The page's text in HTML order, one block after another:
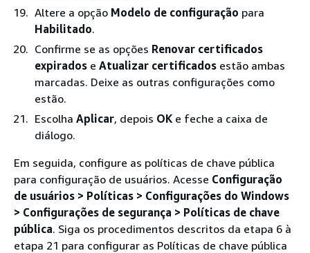
Altere a opção Modelo de configuração para
Habilitado.
Confirme se as opções Renovar certificados
expirados e Atualizar certificados estão ambas
marcadas. Deixe as outras configurações como
estão.
Escolha Aplicar, depois OK e feche a caixa de
diálogo.
Em seguida, configure as políticas de chave pública
para configuração de usuários. Acesse Configuração
de usuários > Políticas > Configurações do Windows
> Configurações de segurança > Políticas de chave
pública. Siga os procedimentos descritos da etapa 6 à
etapa 21 para configurar as Políticas de chave pública